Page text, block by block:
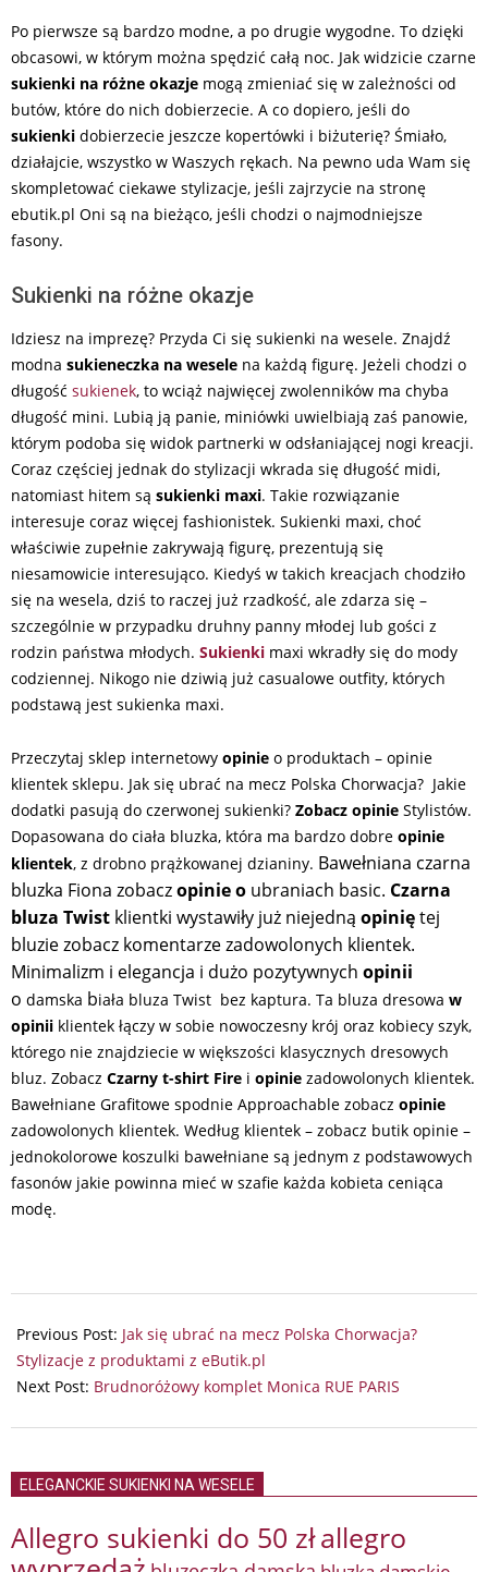
Po pierwsze są bardzo modne, a po drugie wygodne. To dzięki
obcasowi, w którym można spędzić całą noc. Jak widzicie czarne
sukienki na różne okazje mogą zmieniać się w zależności od
butów, które do nich dobierzecie. A co dopiero, jeśli do
sukienki dobierzecie jeszcze kopertówki i biżuterię? Śmiało,
działajcie, wszystko w Waszych rękach. Na pewno uda Wam się
skompletować ciekawe stylizacje, jeśli zajrzycie na stronę
ebutik.pl Oni są na bieżąco, jeśli chodzi o najmodniejsze
fasony.
Sukienki na różne okazje
Idziesz na imprezę? Przyda Ci się sukienki na wesele. Znajdź
modna sukieneczka na wesele na każdą figurę. Jeżeli chodzi o
długość sukienek, to wciąż najwięcej zwolenników ma chyba
długość mini. Lubią ją panie, miniówki uwielbiają zaś panowie,
którym podoba się widok partnerki w odsłaniającej nogi kreacji.
Coraz częściej jednak do stylizacji wkrada się długość midi,
natomiast hitem są sukienki maxi. Takie rozwiązanie
interesuje coraz więcej fashionistek. Sukienki maxi, choć
właściwie zupełnie zakrywają figurę, prezentują się
niesamowicie interesująco. Kiedyś w takich kreacjach chodziło
się na wesela, dziś to raczej już rzadkość, ale zdarza się –
szczególnie w przypadku druhny panny młodej lub gości z
rodzin państwa młodych. Sukienki maxi wkradły się do mody
codziennej. Nikogo nie dziwią już casualowe outfity, których
podstawą jest sukienka maxi.
Przeczytaj sklep internetowy opinie o produktach – opinie
klientek sklepu. Jak się ubrać na mecz Polska Chorwacja? Jakie
dodatki pasują do czerwonej sukienki? Zobacz opinie Stylistów.
Dopasowana do ciała bluzka, która ma bardzo dobre opinie
klientek, z drobno prążkowanej dzianiny. Bawełniana czarna
bluzka Fiona zobaczopinie o ubraniach basic. Czarna
bluza Twist klientki wystawiły już niejedną opiniętej
bluzie zobacz komentarzezadowolonych klientek.
Minimalizm i elegancja i dużo pozytywnych opinii
o damska biała bluza Twist bez kaptura. Ta bluza dresowa w
opinii klientek łączy w sobie nowoczesny krój oraz kobiecy szyk,
którego nie znajdziecie w większości klasycznych dresowych
bluz. Zobacz Czarny t-shirt Fire i opinie zadowolonych klientek.
Bawełniane Grafitowe spodnie Approachable zobacz opinie
zadowolonych klientek. Według klientek – zobacz butik opinie –
jednokolorowe koszulki bawełniane są jednym z podstawowych
fasonów jakie powinna mieć w szafie każda kobieta ceniąca
modę.
10-
15
Previous Post: Jak się ubrać na mecz Polska Chorwacja?
Stylizacje z produktami z eButik.pl
Next Post: Brudnoróżowy komplet Monica RUE PARIS
ELEGANCKIE SUKIENKI NA WESELE
Allegro sukienki do 50 złallegro